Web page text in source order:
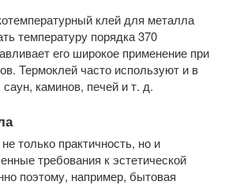
клей для металла
температуру порядка 370
его широкое применение при
Термоклей часто используют и в
каминов, печей и т. д.
только практичность, но и
требования к эстетической
поэтому, например, бытовая